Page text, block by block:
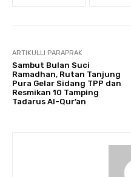
ARTIKULLI PARAPRAK
Sambut Bulan Suci
Ramadhan, Rutan Tanjung
Pura Gelar Sidang TPP dan
Resmikan 10 Tamping
Tadarus Al-Qur’an